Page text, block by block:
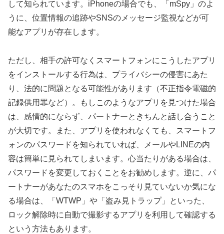
して知られています。iPhoneの場合でも、「mSpy」のよ
うに、位置情報の追跡やSNSのメッセージ監視などが可
能なアプリが存在します。
ただし、相手の許可なくスマートフォンにこうしたアプリ
をインストールする行為は、プライバシーの侵害にあた
り、法的に問題となる可能性があります（不正指令電磁的
記録供用罪など）。もしこのようなアプリを見つけた場合
は、感情的にならず、パートナーときちんと話し合うこと
が大切です。また、アプリを使われなくても、スマートフ
ォンのパスワードを知られていれば、メールやLINEの内
容は簡単に見られてしまいます。心当たりがある場合は、
パスワードを変更しておくことをお勧めします。逆に、パ
ートナーがあなたのスマホをこっそり見ていないか気にな
る場合は、「WTWP」や「盗み見トラップ」といった、
ロック解除時に自動で撮影するアプリを利用して確認する
という方法もあります。